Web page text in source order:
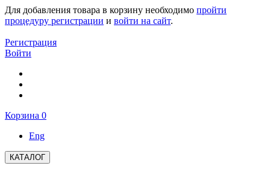
Для добавления товара в корзину необходимо пройти
процедуру регистрации и войти на сайт.
Регистрация
Войти
Корзина 0
Eng
КАТАЛОГ